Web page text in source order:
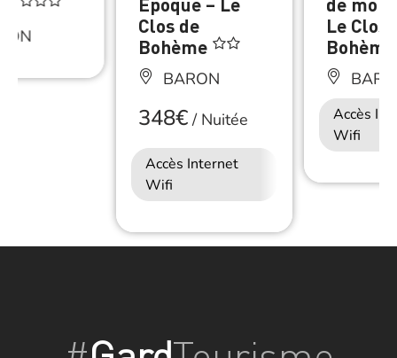
Clos de
Bohème
BARON
348€/Nuitée
Accès Internet
Wifi
Le Clos
Accès
Wifi